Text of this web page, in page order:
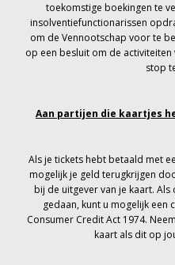
toekomstige boekingen te
insolventiefunctionarissen
om de Vennootschap voor te
op een besluit om de
stop
Aan partijen die kaartjes
Als je tickets hebt betaald met
mogelijk je geld terugkrijgen
bij de uitgever van je kaart.
gedaan, kunt u mogelijk een
Consumer Credit Act 1974.
kaart als dit op